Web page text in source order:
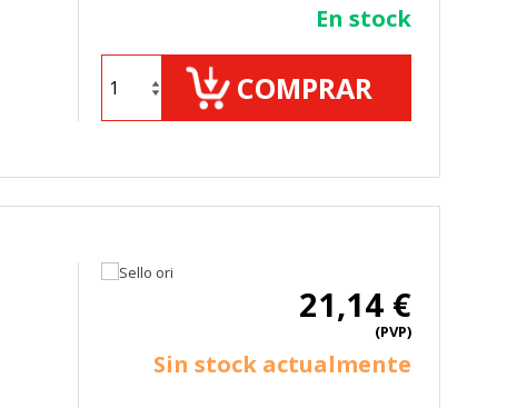
En stock
COMPRAR
21,14 €
(PVP)
Sin stock actualmente
Puede configurar su
cookies no almacenan ninguna
nuestro sitio y mejorarlo. Nos
Toda la información que recogen